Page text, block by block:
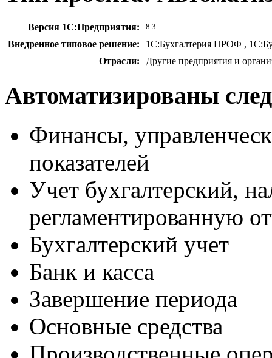
Версия 1С:Предприятия: 8.3
Внедренное типовое решение:
1С:Бухгалтерия ПРОФ ,
Отрасли:
Другие предприятия и
Автоматизированы
Финансы,
показателей
Учет бухгалтерский,
регламентированную
Бухгалтерский учет
Банк и касса
Завершение периода
Основные средства